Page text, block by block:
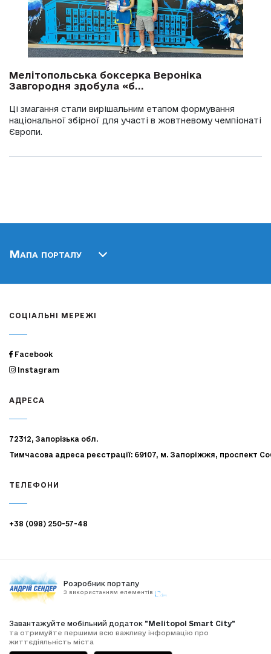
Мелітопольська боксерка Вероніка
Завгородня здобула «б...
Ці змагання стали вирішальним етапом формування
національної збірної для участі в жовтневому чемпіонаті
Європи.
Мапа порталу
СОЦІАЛЬНІ МЕРЕЖІ
Facebook
Instagram
АДРЕСА
72312, Запорізька обл.
Тимчасова адреса реєстрації: 69107, м. Запоріжжя, проспект
ТЕЛЕФОНИ
+38 (098) 250-57-48
Розробник порталу
З використанням елементів
Завантажуйте мобільний додаток "Melitopol Smart City"
та отримуйте першими всю важливу інформацію про
життєдіяльність міста